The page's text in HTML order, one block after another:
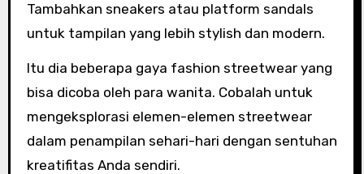
Tambahkan sneakers atau platform sandals
untuk tampilan yang lebih stylish dan modern.
Itu dia beberapa gaya fashion streetwear yang
bisa dicoba oleh para wanita. Cobalah untuk
mengeksplorasi elemen-elemen streetwear
dalam penampilan sehari-hari dengan sentuhan
kreatifitas Anda sendiri.